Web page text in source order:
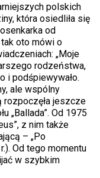
polskich
która osiedliła się
od
oto mówi o
„Moje
rodzeństwa,
i podśpiewywało.
ale wspólny
rozpoczęła jeszcze
„Ballada”. Od 1975
z nim także
– „Po
Od tego momentu
w szybkim